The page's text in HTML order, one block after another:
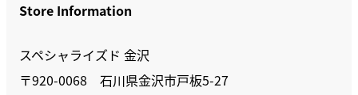
Store Information
スペシャライズド 金沢
〒920-0068 石川県金沢市戸板5-27